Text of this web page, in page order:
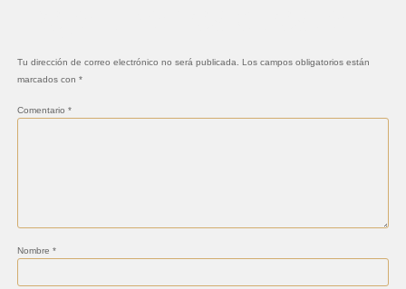
Tu dirección de correo electrónico no será publicada.
Los campos obligatorios están
marcados con*
Comentario*
Nombre*